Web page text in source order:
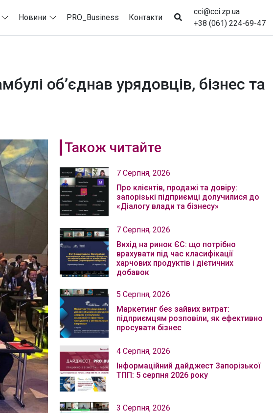
Новини PRO_Business Контакти
cci@cci.zp.ua
+38 (061) 224-69-47
об’єднав урядовців, бізнес та
Також читайте
7 Серпня, 2026
Про клієнтів, продажі та довіру:
запорізькі підприємці долучилися до
«Діалогу влади та бізнесу»
7 Серпня, 2026
Вихід на ринок ЄС: що потрібно
врахувати під час класифікації
харчових продуктів і дієтичних
добавок
5 Серпня, 2026
Маркетинг без зайвих витрат:
підприємцям розповіли, як ефективно
просувати бізнес
4 Серпня, 2026
Інформаційний дайджест Запорізької
ТПП: 5 серпня 2026 року
3 Серпня, 2026